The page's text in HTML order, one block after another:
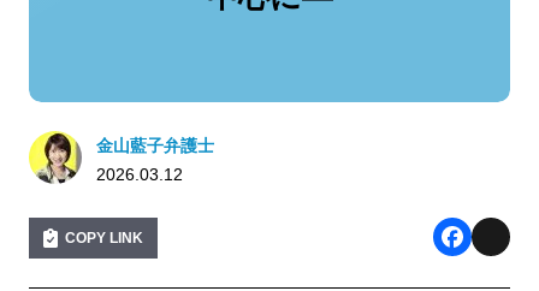
金山藍子弁護士
2026.03.12
COPY LINK